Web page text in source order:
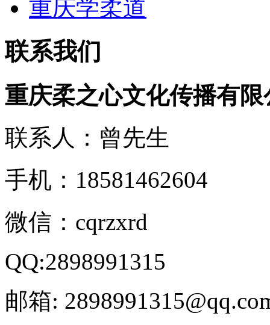
重庆学柔道
联系我们
重庆柔之心文化传播有限
联系人：曾先生
手机：18581462604
微信：cqrzxrd
QQ:2898991315
邮箱: